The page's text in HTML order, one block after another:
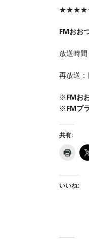
FMおお
放送時
再放送
※FMお
※FMプ
共有:
いいね: